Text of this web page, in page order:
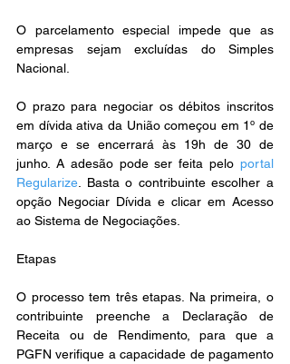
O parcelamento especial impede que as
empresas sejam excluídas do Simples
Nacional.
O prazo para negociar os débitos inscritos
em dívida ativa da União começou em 1º de
março e se encerrará às 19h de 30 de
junho. A adesão pode ser feita pelo portal
Regularize . Basta o contribuinte escolher a
opção Negociar Dívida e clicar em Acesso
ao Sistema de Negociações.
Etapas
O processo tem três etapas. Na primeira, o
contribuinte preenche a Declaração de
Receita ou de Rendimento, para que a
PGFN verifique a capacidade de pagamento